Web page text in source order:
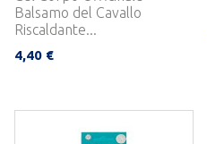
Balsamo del Cavallo
Riscaldante...
4,40 €